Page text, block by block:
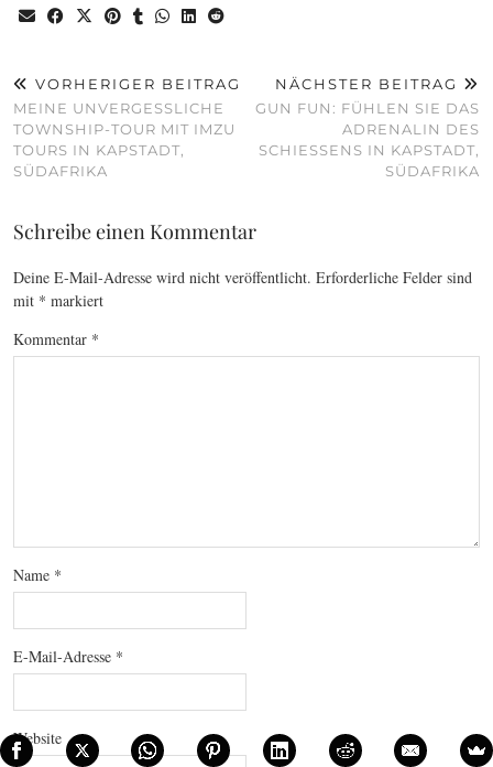
VORHERIGER BEITRAG
MEINE UNVERGESSLICHE
TOWNSHIP-TOUR MIT IMZU
TOURS IN KAPSTADT,
SÜDAFRIKA
NÄCHSTER BEITRAG
GUN FUN: FÜHLEN SIE DAS
ADRENALIN DES
SCHIESSENS IN KAPSTADT, S
ÜDAFRIKA
Schreibe einen Kommentar
Deine E-Mail-Adresse wird nicht veröffentlicht. Erforderliche Felder sind
mit * markiert
Kommentar *
Name *
E-Mail-Adresse *
Website